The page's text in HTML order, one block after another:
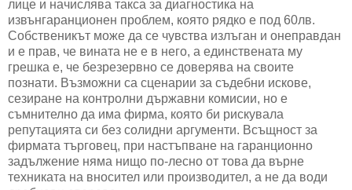
лице и начислява такса за диагностика на
извънгаранционен проблем, която рядко е под 60лв.
Собственикът може да се чувства излъган и онеправдан
и е прав, че вината не е в него, а единствената му
грешка е, че безрезервно се доверява на своите
познати. Възможни са сценарии за съдебни искове,
сезиране на контролни държавни комисии, но е
съмнително да има фирма, която би рискувала
репутацията си без солидни аргументи. Всъщност за
фирмата търговец, при настъпване на гаранционно
задължение няма нищо по-лесно от това да върне
техниката на вносител или производител, а не да води